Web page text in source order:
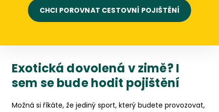
CHCI POROVNAT CESTOVNÍ POJIŠTĚNÍ
Exotická dovolená v zimě? I
sem se bude hodit pojištění
Možná si říkáte, že jediný sport, který budete provozovat,